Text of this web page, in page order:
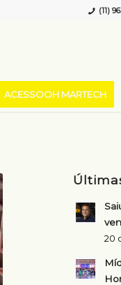
(11)
ACESSOOH MARTECH
20